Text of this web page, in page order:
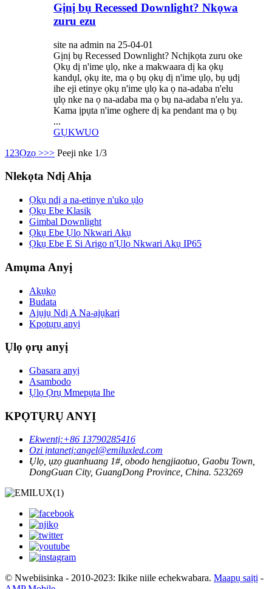
Gịnị bụ Recessed Downlight? Nkọwa
zuru ezu
site na admin na 25-04-01
Gịnị bụ Recessed Downlight? Nchịkọta zuru oke
Ọkụ dị n'ime ụlọ, nke a makwaara dị ka ọkụ
kandụl, ọkụ ite, ma ọ bụ ọkụ dị n'ime ụlọ, bụ ụdị
ihe eji etinye ọkụ n'ime ụlọ ka ọ na-adaba n'elu
ụlọ nke na ọ na-adaba ma ọ bụ na-adaba n'elu ya.
Kama ịpụta n'ime oghere dị ka pendant ma ọ bụ
...
GỤKWUO
1 23Ọzọ >>> Peeji nke 1/3
Nlekọta Ndị Ahịa
Ọkụ ndị a na-etinye n'uko ụlọ
Ọkụ Ebe Klasik
Gimbal Downlight
Ọkụ Ebe Ụlọ Nkwari Akụ
Ọkụ Ebe E Si Arịgo n'Ụlọ Nkwari Akụ IP65
Amụma Anyị
Akụkọ
Budata
Ajụjụ Ndị A Na-ajụkarị
Kpọtụrụ anyị
Ụlọ ọrụ anyị
Gbasara anyị
Asambodo
Ụlọ Ọrụ Mmepụta Ihe
KPỌTỤRỤ ANYỊ
Ekwentị:+86 13790285416
Ozi ịntanetị:angel@emiluxled.com
Ụlọ, ụzọ guanhuang 1#, obodo hengjiaotuo, Gaobu Town,
DongGuan City, GuangDong Province, China. 523269
© Nwebiisinka - 2010-2023: Ikike niile echekwabara. Maapụ saịtị -